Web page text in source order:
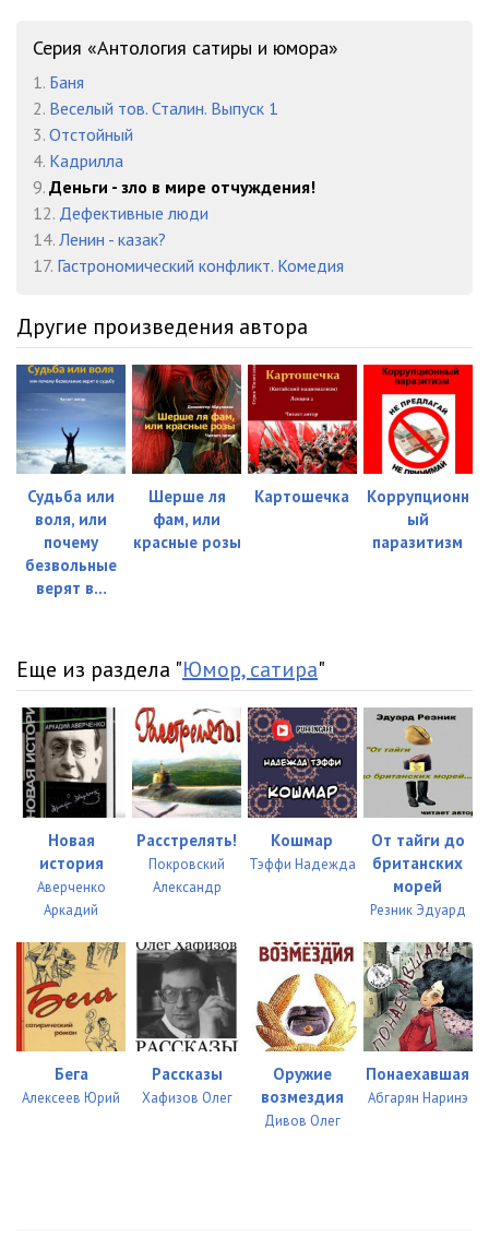
Серия «Антология сатиры и юмора»
1. Баня
2. Веселый тов. Сталин. Выпуск 1
3. Отстойный
4. Кадрилла
9. Деньги - зло в мире отчуждения!
12. Дефективные люди
14. Ленин - казак?
17. Гастрономический конфликт. Комедия
Другие произведения автора
Судьба или
воля, или
почему
безвольные
верят в...
Шерше ля
фам, или
красные розы
Картошечка
Коррупционн
ый
паразитизм
Еще из раздела "Юмор, сатира"
Новая
история
Аверченко
Аркадий
Расстрелять!
Покровский
Александр
Кошмар
Тэффи Надежда
От тайги до
британских
морей
Резник Эдуард
Бега
Алексеев Юрий
Рассказы
Хафизов Олег
Оружие
возмездия
Дивов Олег
Понаехавшая
Абгарян Наринэ